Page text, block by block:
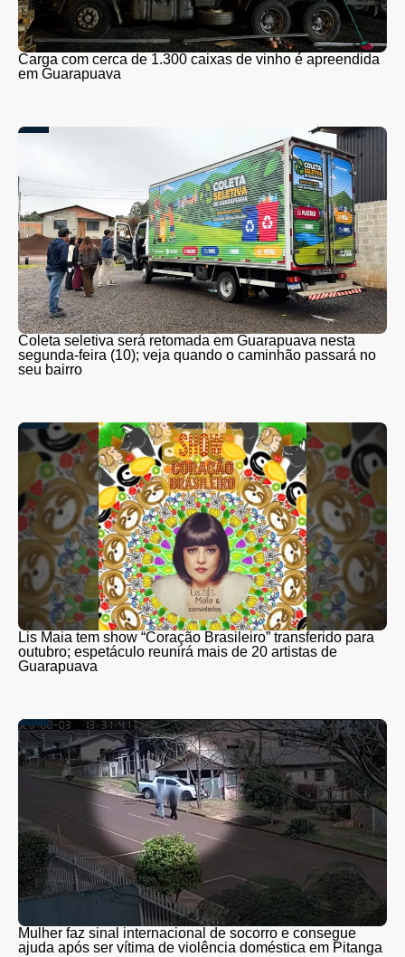
Carga com cerca de 1.300 caixas de vinho é apreendida
em Guarapuava
Coleta seletiva será retomada em Guarapuava nesta
segunda-feira (10); veja quando o caminhão passará no
seu bairro
Lis Maia tem show “Coração Brasileiro” transferido para
outubro; espetáculo reunirá mais de 20 artistas de
Guarapuava
Mulher faz sinal internacional de socorro e consegue
ajuda após ser vítima de violência doméstica em Pitanga